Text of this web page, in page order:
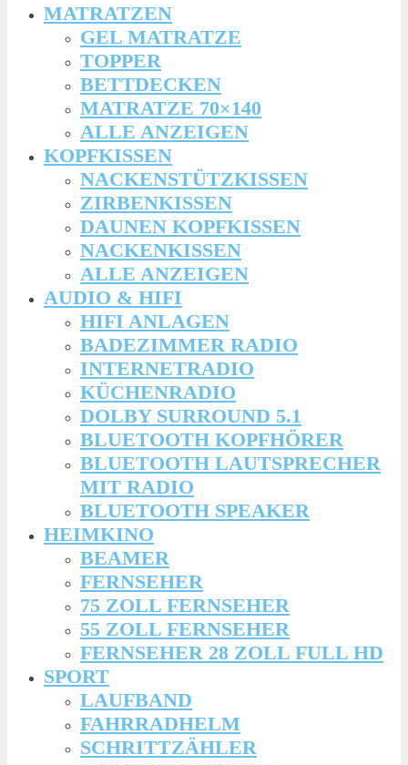
MATRATZEN
GEL MATRATZE
TOPPER
BETTDECKEN
MATRATZE 70×140
ALLE ANZEIGEN
KOPFKISSEN
NACKENSTÜTZKISSEN
ZIRBENKISSEN
DAUNEN KOPFKISSEN
NACKENKISSEN
ALLE ANZEIGEN
AUDIO & HIFI
HIFI ANLAGEN
BADEZIMMER RADIO
INTERNETRADIO
KÜCHENRADIO
DOLBY SURROUND 5.1
BLUETOOTH KOPFHÖRER
BLUETOOTH LAUTSPRECHER
MIT RADIO
BLUETOOTH SPEAKER
HEIMKINO
BEAMER
FERNSEHER
75 ZOLL FERNSEHER
55 ZOLL FERNSEHER
FERNSEHER 28 ZOLL FULL HD
SPORT
LAUFBAND
FAHRRADHELM
SCHRITTZÄHLER